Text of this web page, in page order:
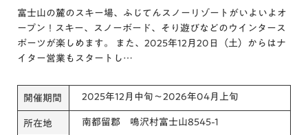
富士山の麓のスキー場、ふじてんスノーリゾートがいよいよオ
ープン！スキー、スノーボード、そり遊びなどのウインタース
ポーツが楽しめます。 また、2025年12月20日（土）からはナ
イター営業もスタートし…
開催期間 2025年12月中旬～2026年04月上旬
所在地 南都留郡 鳴沢村富士山8545-1